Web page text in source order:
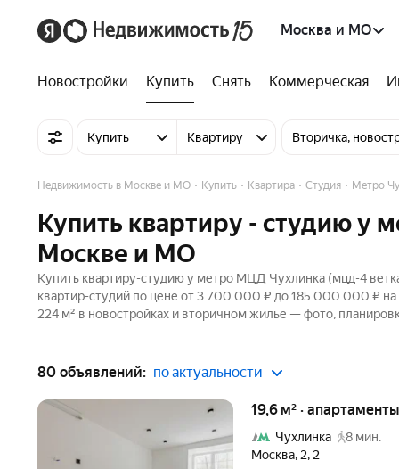
Москва и МО
Новостройки Купить Снять Коммерческая
Купить Квартиру Вторичка,
Недвижимость в Москве и МО Купить Квартира Студия Метро
Купить квартиру - студию у
Москве и МО
Купить квартиру-студию у метро МЦД Чухлинка (мцд-4
квартир-студий по цене от 3 700 000 ₽ до 185 000 000 ₽
224 м² в новостройках и вторичном жилье — фото,
80 объявлений: по актуальности
19,6 м² ·
Чухлинка
8 мин.
Москва, 2, 2